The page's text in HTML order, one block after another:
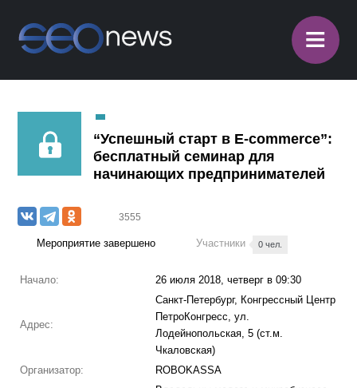
≡
“Успешный старт в E-commerce”:
бесплатный семинар для
начинающих предпринимателей
3555
Мероприятие завершено Участники 0 чел.
Начало: 26 июля 2018, четверг в 09:30
Адрес:
Санкт-Петербург, Конгрессный Центр
ПетроКонгресс, ул.
Лодейнопольская, 5 (ст.м.
Чкаловская)
Организатор:
ROBOKASSA